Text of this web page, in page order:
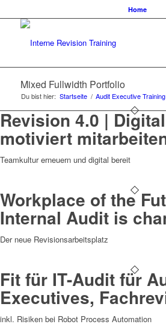
Home
Mixed Fullwidth Portfolio
Du bist hier: Startseite / Audit Executive Training
Revision 4.0 |
motiviert
Teamkultur erneuern und digital bereit
Workplace of the
Internal Audit is
Der neue Revisionsarbeitsplatz
Fit für IT-Audit für
Executives,
inkl. Risiken bei Robot Process Automation